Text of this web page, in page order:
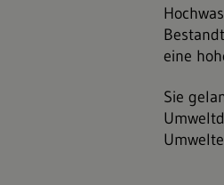
eine
Sie